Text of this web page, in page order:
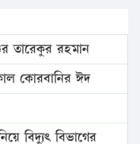
তারেকুর রহমান
কোরবানির ঈদ
বিদ্যুৎ বিভাগের